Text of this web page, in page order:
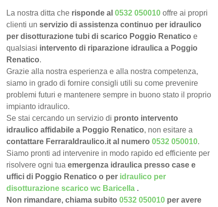
La nostra ditta che risponde al0532 050010 offre ai propri
clienti unservizio di assistenza continuo per idraulico
per disotturazione tubi di scarico Poggio Renatico e
qualsiasi intervento di riparazione idraulica a Poggio
Renatico.
Grazie alla nostra esperienza e alla nostra competenza,
siamo in grado di fornire consigli utili su come prevenire
problemi futuri e mantenere sempre in buono stato il proprio
impianto idraulico.
Se stai cercando un servizio di pronto intervento
idraulico affidabile a Poggio Renatico, non esitare a
contattare FerraraIdraulico.it al numero0532 050010.
Siamo pronti ad intervenire in modo rapido ed efficiente per
risolvere ogni tuaemergenza idraulica presso case e
uffici di Poggio Renatico o per idraulico per
disotturazione scarico wc Baricella .
Non rimandare, chiama subito0532 050010 per avere